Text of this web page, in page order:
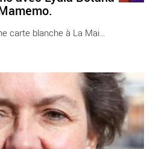
Dans le cadre d’une carte blanche à La Maison [...]
Artistique et Culturelle
- Critique sortie Avignon /